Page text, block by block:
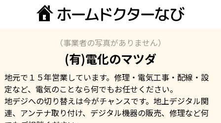
（事業者の写真がありません）
(有)電化のマツダ
地元で１５年営業しています。修理・電気工事・配線・設
定など、電気のことなら何でもお任せください。
地デジへの切り替えは今がチャンスです。地上デジタル関
連、アンテナ取り付け、デジタル機器の販売、修理など何